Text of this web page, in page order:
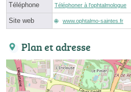
Téléphone Téléphoner à l'ophtalmologue
Site web www.ophtalmo-saintes.fr
Plan et adresse